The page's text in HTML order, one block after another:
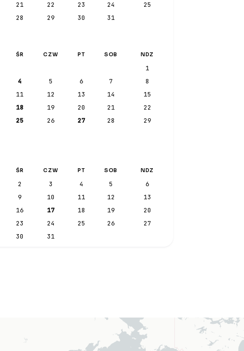
21 22 23 24
25
28 29 30 31
ŚR CZW PT SOB NDZ
1
4 5 6 7
8
11 12 13 14
15
18 19 20 21
22
25 26 27 28
29
ŚR CZW PT SOB NDZ
2 3 4 5
6
9 10 11 12
13
16 17 18 19
20
23 24 25 26
27
30 31